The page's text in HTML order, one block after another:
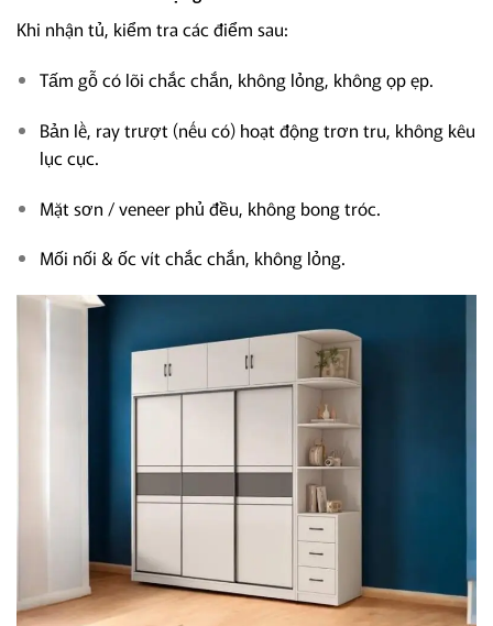
Khi nhận tủ, kiểm tra các điểm sau:
Tấm gỗ có lõi chắc chắn, không lỏng, không ọp ẹp.
Bản lề, ray trượt (nếu có) hoạt động trơn tru, không kêu
lục cục.
Mặt sơn / veneer phủ đều, không bong tróc.
Mối nối & ốc vít chắc chắn, không lỏng.